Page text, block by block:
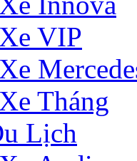
VIP
Tháng
Lịch